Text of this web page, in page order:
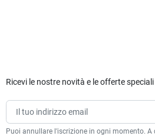
Ricevi le nostre novità e le offerte speciali
Puoi annullare l'iscrizione in ogni momento. A